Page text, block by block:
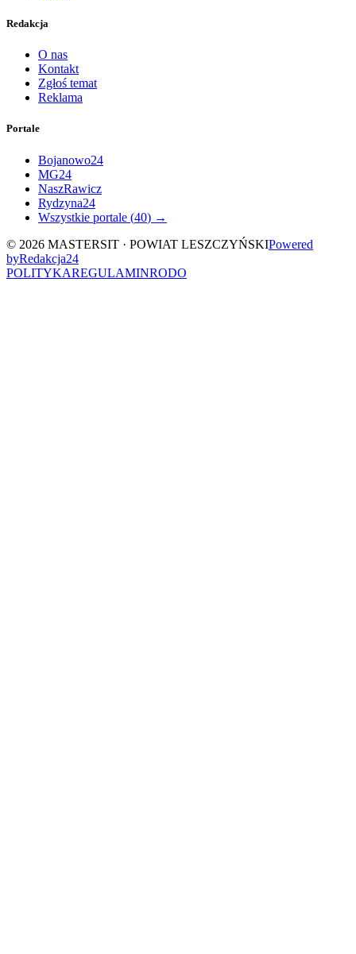
Redakcja
O nas
Kontakt
Zgłoś temat
Reklama
Portale
Bojanowo24
MG24
NaszRawicz
Rydzyna24
Wszystkie portale (40) →
© 2026 MASTERSIT · POWIAT LESZCZYŃSKIPowered
byRedakcja24
POLITYKAREGULAMINRODO